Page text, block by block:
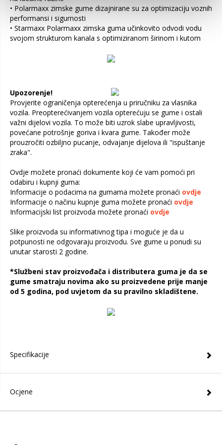
• Polarmaxx zimske gume dizajnirane su za optimizaciju voznih
performansi i sigurnosti
• Starmaxx Polarmaxx zimska guma učinkovito odvodi vodu
svojom strukturom kanala s optimiziranom širinom i kutom
Upozorenje!
Provjerite ograničenja opterećenja u priručniku za vlasnika
vozila. Preopterećivanjem vozila opterećuju se gume i ostali
važni dijelovi vozila. To može biti uzrok slabe upravljivosti,
povećane potrošnje goriva i kvara gume. Također može
prouzročiti ozbiljno pucanje, odvajanje dijelova ili "ispuštanje
zraka".
Ovdje možete pronaći dokumente koji će vam pomoći pri
odabiru i kupnji guma:
Informacije o podacima na gumama možete pronaći ovdje
Informacije o načinu kupnje guma možete pronaći ovdje
Informacijski list proizvoda možete pronaći ovdje
Slike proizvoda su informativnog tipa i moguće je da u
potpunosti ne odgovaraju proizvodu. Sve gume u ponudi su
unutar starosti 2 godine.
*Službeni stav proizvođača i distributera guma je da se
gume smatraju novima ako su proizvedene prije manje
od 5 godina, pod uvjetom da su pravilno skladištene.
Specifikacije
Ocjene